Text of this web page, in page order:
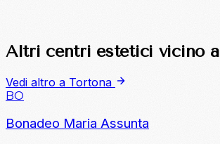
Altri centri estetici vicino
Vedi altro a Tortona
BO
Bonadeo Maria Assunta